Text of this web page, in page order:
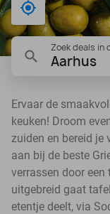
Bij mij in de
Zoek deals in
Aarhus
Ervaar de
keuken! Droom
zuiden en bereid je
aan bij de beste
verrassen door
uitgebreid gaat
etentje deelt, via